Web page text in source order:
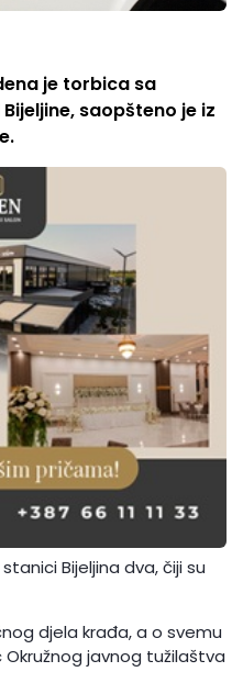
je torbica sa
saopšteno je iz
Bijeljina dva, čiji su
djela krađa, a o svemu
javnog tužilaštva